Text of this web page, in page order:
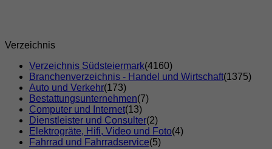
Verzeichnis
Verzeichnis Südsteiermark(4160)
Branchenverzeichnis - Handel und Wirtschaft(1375)
Auto und Verkehr(173)
Bestattungsunternehmen(7)
Computer und Internet(13)
Dienstleister und Consulter(2)
Elektrogräte, Hifi, Video und Foto(4)
Fahrrad und Fahrradservice(5)